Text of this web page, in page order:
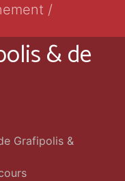
/
& de
Grafipolis &